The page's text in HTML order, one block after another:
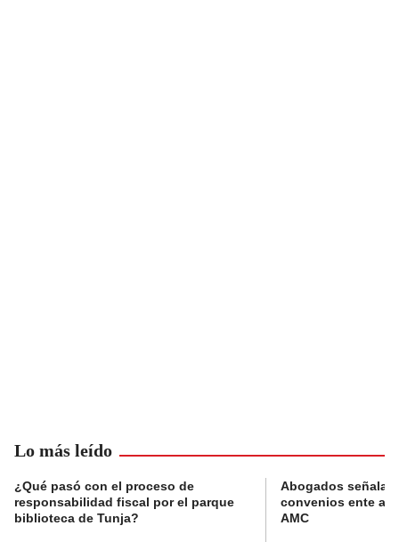
Lo más leído
¿Qué pasó con el proceso de
responsabilidad fiscal por el parque
biblioteca de Tunja?
Abogados
convenios ente
AMC